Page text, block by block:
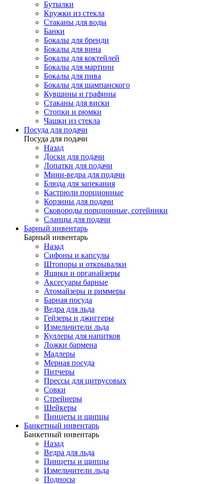
Бутылки
Кружки из стекла
Стаканы для воды
Банки
Бокалы для бренди
Бокалы для вина
Бокалы для коктейлей
Бокалы для мартини
Бокалы для пива
Бокалы для шампанского
Кувшины и графины
Стаканы для виски
Стопки и рюмки
Чашки из стекла
Посуда для подачи
Посуда для подачи
Назад
Доски для подачи
Лопатки для подачи
Мини-ведра для подачи
Блюда для запекания
Кастрюли порционные
Корзины для подачи
Сковороды порционные, сотейники
Сланцы для подачи
Барный инвентарь
Барный инвентарь
Назад
Сифоны и капсулы
Штопоры и открывалки
Ящики и органайзеры
Аксесуары барные
Атомайзеры и риммеры
Барная посуда
Ведра для льда
Гейзеры и джиггеры
Измельчители льда
Куллеры для напитков
Ложки бармена
Мадлеры
Мерная посуда
Питчеры
Прессы для цитрусовых
Совки
Стрейнеры
Шейкеры
Пинцеты и щипцы
Банкетный инвентарь
Банкетный инвентарь
Назад
Ведра для льда
Пинцеты и щипцы
Измельчители льда
Подносы